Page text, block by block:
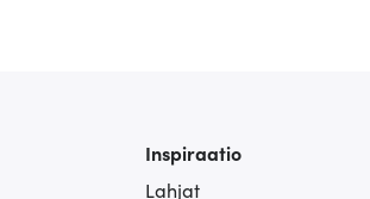
Inspiraatio
Lahjat